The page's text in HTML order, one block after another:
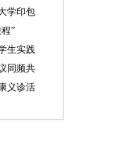
学印包
”
生实践
同频共
义诊活